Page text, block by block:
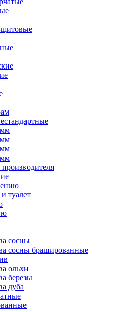
туалет
сосны
сосны брашированные
ольхи
березы
дуба